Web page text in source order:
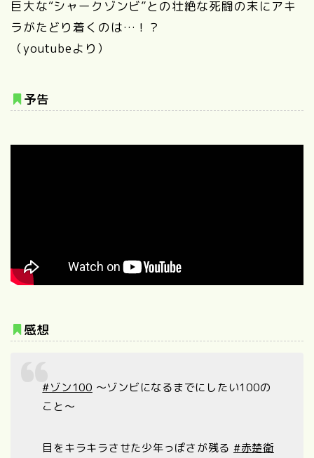
巨大な“シャークゾンビ”との壮絶な死闘の末にアキ
ラがたどり着くのは…！？
（youtubeより）
予告
感想
#ゾン100 〜ゾンビになるまでにしたい100の
こと〜
目をキラキラさせた少年っぽさが残る #赤楚衛